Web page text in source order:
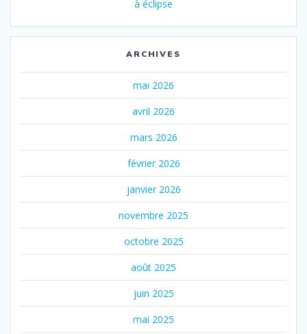
à éclipse
ARCHIVES
mai 2026
avril 2026
mars 2026
février 2026
janvier 2026
novembre 2025
octobre 2025
août 2025
juin 2025
mai 2025